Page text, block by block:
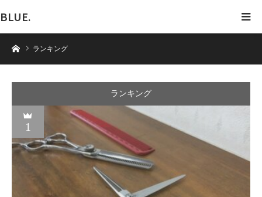
BLUE.
ホームランキング
ランキング
1